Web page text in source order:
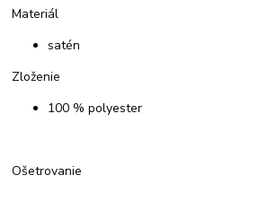
Materiál
satén
Zloženie
100 % polyester
Ošetrovanie